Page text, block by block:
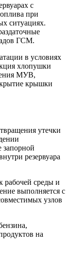
с
при
ситуациях.
ГСМ.
в условиях
хлопушки
МУВ,
крышки
утечки
запорной
резервуара
рабочей среды и
выполняется с
узлов
на